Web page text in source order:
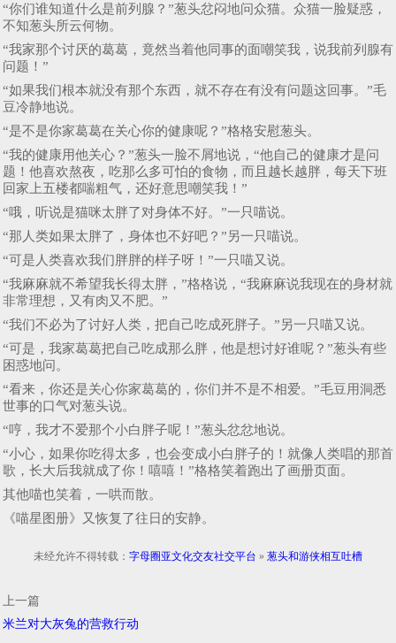
“你们谁知道什么是前列腺？”葱头忿闷地问众猫。众猫一脸疑惑，
不知葱头所云何物。
“我家那个讨厌的葛葛，竟然当着他同事的面嘲笑我，说我前列腺有
问题！”
“如果我们根本就没有那个东西，就不存在有没有问题这回事。”毛
豆冷静地说。
“是不是你家葛葛在关心你的健康呢？”格格安慰葱头。
“我的健康用他关心？”葱头一脸不屑地说，“他自己的健康才是问
题！他喜欢熬夜，吃那么多可怕的食物，而且越长越胖，每天下班
回家上五楼都喘粗气，还好意思嘲笑我！”
“哦，听说是猫咪太胖了对身体不好。”一只喵说。
“那人类如果太胖了，身体也不好吧？”另一只喵说。
“可是人类喜欢我们胖胖的样子呀！”一只喵又说。
“我麻麻就不希望我长得太胖，”格格说，“我麻麻说我现在的身材就
非常理想，又有肉又不肥。”
“我们不必为了讨好人类，把自己吃成死胖子。”另一只喵又说。
“可是，我家葛葛把自己吃成那么胖，他是想讨好谁呢？”葱头有些
困惑地问。
“看来，你还是关心你家葛葛的，你们并不是不相爱。”毛豆用洞悉
世事的口气对葱头说。
“哼，我才不爱那个小白胖子呢！”葱头忿忿地说。
“小心，如果你吃得太多，也会变成小白胖子的！就像人类唱的那首
歌，长大后我就成了你！嘻嘻！”格格笑着跑出了画册页面。
其他喵也笑着，一哄而散。
《喵星图册》又恢复了往日的安静。
未经允许不得转载： 字母圈亚文化交友社交平台 » 葱头和游侠相互吐槽
上一篇
米兰对大灰兔的营救行动